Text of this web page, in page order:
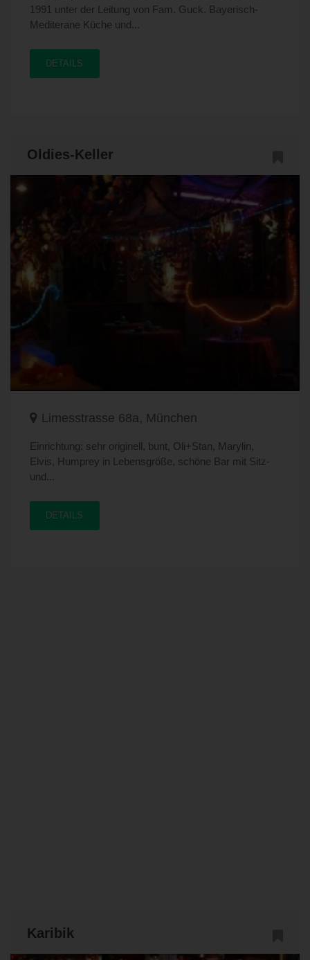
1991 unter der Leitung von Fam. Guck. Bayerisch-
Mediterane Küche und...
DETAILS
Oldies-Keller
Limesstrasse 68a, München
Einrichtung: sehr originell, bunt, Oli+Stan, Marylin,
Elvis, Humprey in Lebensgröße, schöne Bar mit Sitz-
und...
DETAILS
Karibik